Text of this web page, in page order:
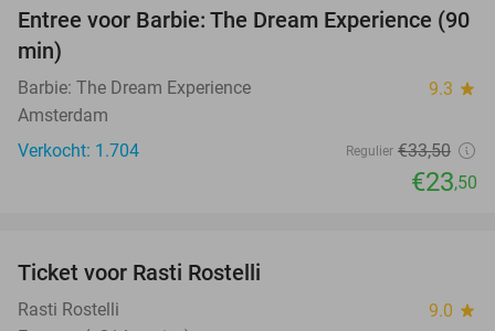
30%
Entree voor Barbie: The Dream Experience (90
min)
Barbie: The Dream Experience 9.3 star
Amsterdam
Verkocht: 1.704
Regulier €33,50
€23,50
TODAY
Ticket voor Rasti Rostelli
Rasti Rostelli 9.0 star